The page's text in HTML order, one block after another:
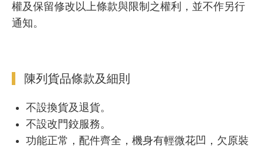
權及保留修改以上條款與限制之權利，並不作另行
通知。
陳列貨品條款及細則
不設換貨及退貨。
不設改門鉸服務。
功能正常，配件齊全，機身有輕微花凹，欠原裝